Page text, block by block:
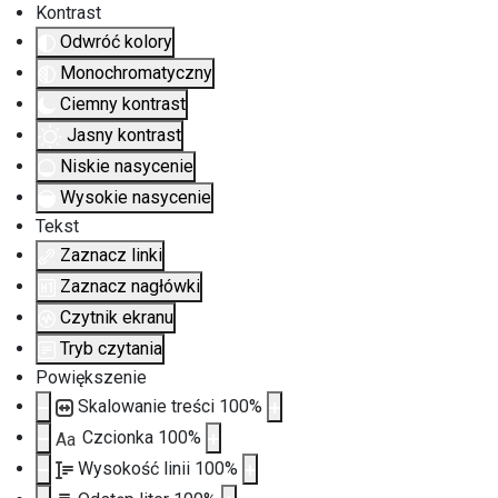
Kontrast
Odwróć kolory
Monochromatyczny
Ciemny kontrast
Jasny kontrast
Niskie nasycenie
Wysokie nasycenie
Tekst
Zaznacz linki
Zaznacz nagłówki
Czytnik ekranu
Tryb czytania
Powiększenie
Skalowanie treści 100%
Aa Czcionka 100%
Wysokość linii 100%